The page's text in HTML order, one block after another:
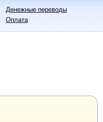
Денежные переводы
Оплата